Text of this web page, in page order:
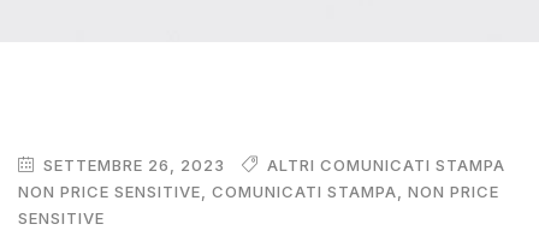
SETTEMBRE 26, 2023
ALTRI COMUNICATI STAMPA
NON PRICE SENSITIVE, COMUNICATI STAMPA, NON PRICE
SENSITIVE